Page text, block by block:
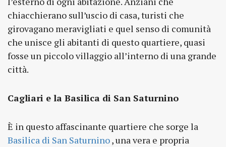
chiacchierano sull’uscio di casa, turisti che
girovagano meravigliati e quel senso di comunità
che unisce gli abitanti di questo quartiere, quasi
fosse un piccolo villaggio all’interno di una grande
città.
Cagliari e la Basilica di San Saturnino
È in questo affascinante quartiere che sorge la
Basilica di San Saturnino, una vera e propria